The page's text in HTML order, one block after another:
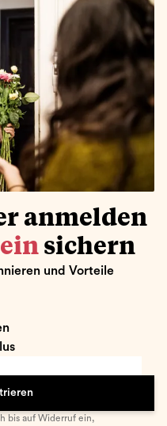
anmelden
sichern
und Vorteile
bis auf Widerruf ein,